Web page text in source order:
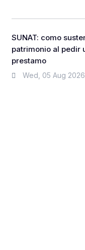
SUNAT: como
patrimonio al pedir
prestamo
Wed, 05 Aug 2026